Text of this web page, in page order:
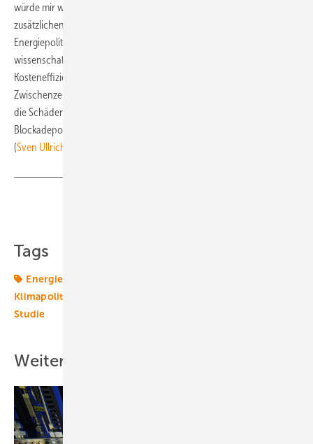
würde mir wünschen, dass es in Sachsens Energiemix keine
zusätzlichen Treibhausgasverursacher mehr gibt.“ Die Änderung der
Energiepolitik ist in Dresden auch nach den neuesten
wissenschaftlichen Erkenntnissen kein Thema. Dort fordert man mehr
Kosteneffizienz beim Ausbau der erneuerbaren Energien. In der
Zwischenzeit muss der sächsische Steuerzahler aber immer wieder für
die Schäden des Klimawandels aufkommen. Die Kosten dieser
Blockadepolitik hat in Dresden aber noch niemand ausgerechnet.
(Sven Ullrich
Tags
Energiemarkt
Klimapolitik
Studie
Weitere Inhalte